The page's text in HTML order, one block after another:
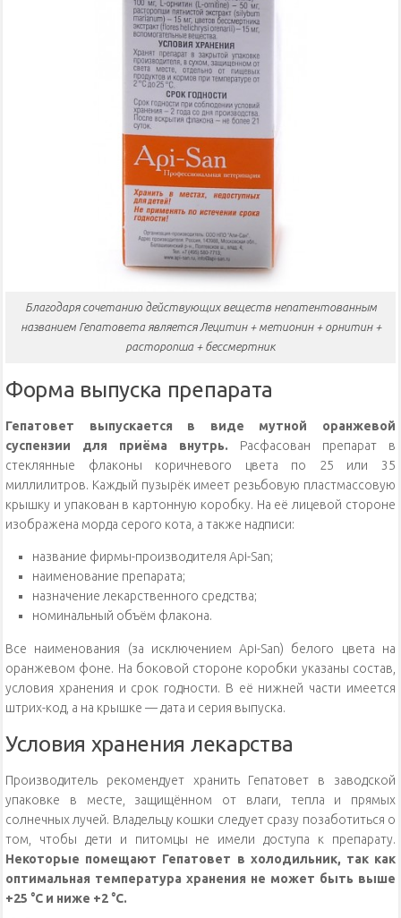
Благодаря сочетанию действующих веществ непатентованным
названием Гепатовета является Лецитин + метионин + орнитин +
расторопша + бессмертник
Форма выпуска препарата
Гепатовет выпускается в виде мутной оранжевой
суспензии для приёма внутрь. Расфасован препарат в
стеклянные флаконы коричневого цвета по 25 или 35
миллилитров. Каждый пузырёк имеет резьбовую пластмассовую
крышку и упакован в картонную коробку. На её лицевой стороне
изображена морда серого кота, а также надписи:
название фирмы-производителя Api-San;
наименование препарата;
назначение лекарственного средства;
номинальный объём флакона.
Все наименования (за исключением Api-San) белого цвета на
оранжевом фоне. На боковой стороне коробки указаны состав,
условия хранения и срок годности. В её нижней части имеется
штрих-код, а на крышке — дата и серия выпуска.
Условия хранения лекарства
Производитель рекомендует хранить Гепатовет в заводской
упаковке в месте, защищённом от влаги, тепла и прямых
солнечных лучей. Владельцу кошки следует сразу позаботиться о
том, чтобы дети и питомцы не имели доступа к препарату.
Некоторые помещают Гепатовет в холодильник, так как
оптимальная температура хранения не может быть выше
+25 °C и ниже +2 °C.